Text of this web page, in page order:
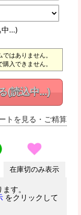
...)
はありません。
入できません。
(読込中...)
トを見る ・ご精算
在庫切のみ表示
す。
をクリックして